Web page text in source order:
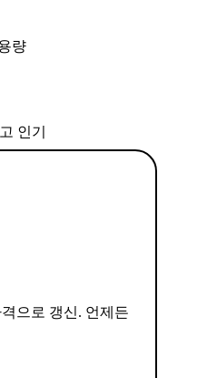
량
인기
으로 갱신. 언제든